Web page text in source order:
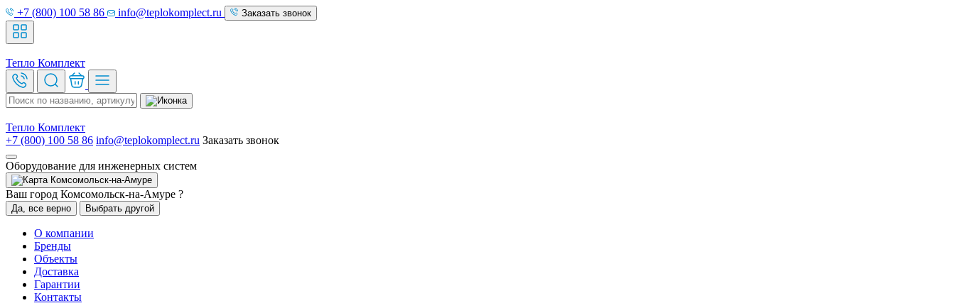
+7 (800) 100 58 86 info@teplokomplect.ru Заказать звонок
Тепло Комплект
Тепло Комплект
+7 (800) 100 58 86 info@teplokomplect.ru Заказать звонок
Оборудование для инженерных систем
Комсомольск-на-Амуре
Ваш город Комсомольск-на-Амуре ?
Да, все верно Выбрать другой
О компании
Бренды
Объекты
Доставка
Гарантии
Контакты